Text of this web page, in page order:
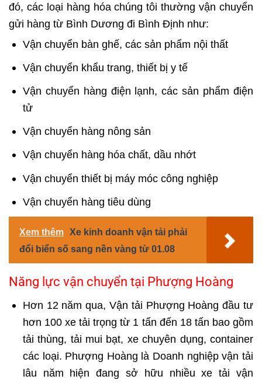
đó, các loại hàng hóa chúng tôi thường vận chuyển
gửi hàng từ Bình Dương đi Bình Định như:
Vận chuyển bàn ghế, các sản phẩm nội thất
Vận chuyển khẩu trang, thiết bị y tế
Vận chuyển hàng điện lạnh, các sản phẩm điện
tử
Vận chuyển hàng nông sản
Vận chuyển hàng hóa chất, dầu nhớt
Vận chuyển thiết bị máy móc công nghiệp
Vận chuyển hàng tiêu dùng
Xem thêm Xe kinh doanh vận tải phải
đổi biển số sang nền vàng từ 01.08
Năng lực vận chuyển tại Phượng Hoàng
Hơn 12 năm qua, Vận tải Phượng Hoàng đầu tư
hơn 100 xe tải trọng từ 1 tấn đến 18 tấn bao gồm
tải thùng, tải mui bạt, xe chuyên dụng, container
các loại. Phượng Hoàng là Doanh nghiệp vận tải
lâu năm hiện đang sở hữu nhiều xe tải vận